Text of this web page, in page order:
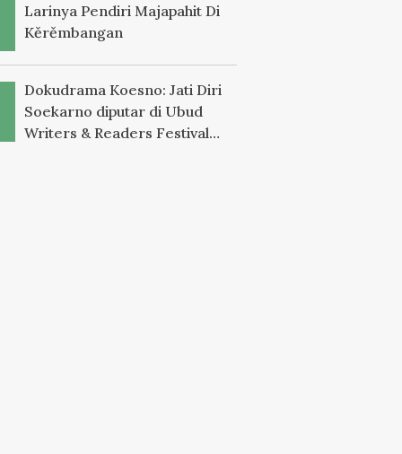
Larinya Pendiri Majapahit Di
Kěrěmbangan
Dokudrama Koesno: Jati Diri
Soekarno diputar di Ubud
Writers & Readers Festival